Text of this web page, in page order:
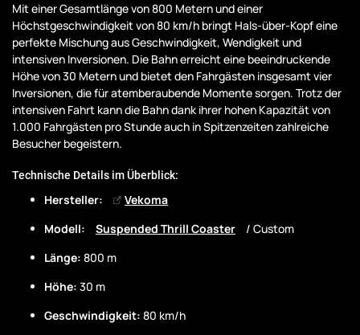
Mit einer Gesamtlänge von 800 Metern und einer
Höchstgeschwindigkeit von 80 km/h bringt Hals-über-Kopf eine
perfekte Mischung aus Geschwindigkeit, Wendigkeit und
intensiven Inversionen. Die Bahn erreicht eine beeindruckende
Höhe von 30 Metern und bietet den Fahrgästen insgesamt vier
Inversionen, die für atemberaubende Momente sorgen. Trotz der
intensiven Fahrt kann die Bahn dank ihrer hohen Kapazität von
1.000 Fahrgästen pro Stunde auch in Spitzenzeiten zahlreiche
Besucher begeistern.
Technische Details im Überblick:
Hersteller:
Vekoma
Modell:
Suspended Thrill Coaster
/ Custom
Länge: 800 m
Höhe: 30 m
Geschwindigkeit: 80 km/h